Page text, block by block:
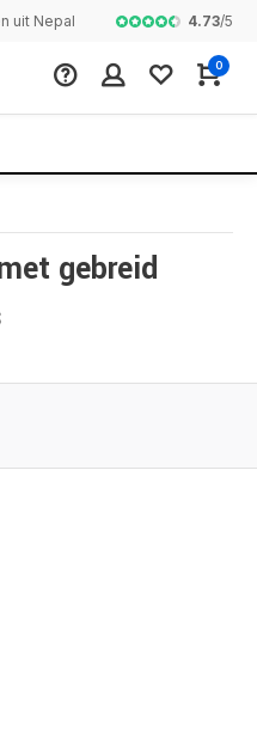
uit Nepal Complete
4.73/5
0
gebreid